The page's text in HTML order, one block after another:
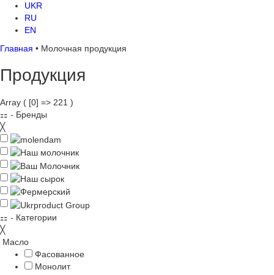
UKR
RU
EN
Главная • Молочная продукция
Продукция
Array ( [0] => 221 )
⚏ - Бренды
╳
⚏ - Категории
╳
Масло
Фасованное
Монолит